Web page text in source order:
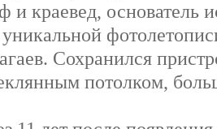
и краевед, основатель
уникальной
Сохранился
потолком,